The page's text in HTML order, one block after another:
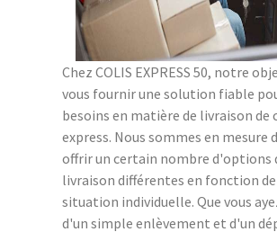
Chez COLIS EXPRESS 50, notre
vous fournir une solution fiable
besoins en matière de livraison de
express. Nous sommes en mesure
offrir un certain nombre d'options
livraison différentes en fonction
situation individuelle. Que vous
d'un simple enlèvement et d'un